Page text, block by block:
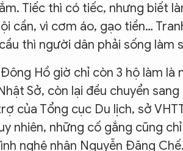
Tiếc thì có tiếc, nhưng biết
cần, vì cơm áo, gạo tiền…
thì người dân phải sống làm
Hồ giờ chỉ còn 3 hộ làm là
Sở, còn lại đều chuyển
của Tổng cục Du lịch, sở
nhiên, những cố gắng cũng
nghệ nhân Nguyễn Đăng